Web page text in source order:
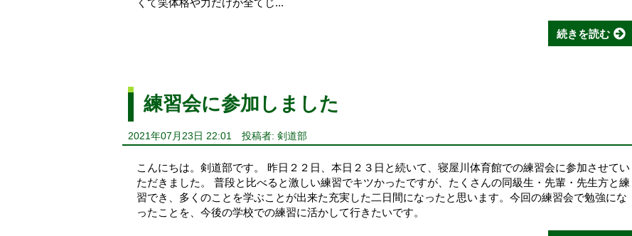
続きを読む
練習会に参加しました
2021年07月23日 22:01 投稿者: 剣道部
こんにちは。剣道部です。 昨日２２日、本日２３日と続いて、寝屋川体育館での練習会に参加させてい
ただきました。 普段と比べると激しい練習でキツかったですが、たくさんの同級生・先輩・先生方と練
習でき、多くのことを学ぶことが出来た充実した二日間になったと思います。今回の練習会で勉強にな
ったことを、今後の学校での練習に活かして行きたいです。